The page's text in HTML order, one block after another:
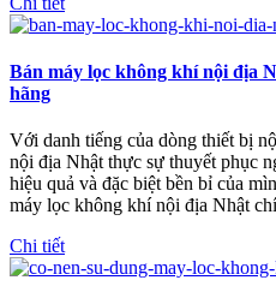
Bán máy lọc không khí nội địa
hãng
Với danh tiếng của dòng thiết bị
nội địa Nhật thực sự thuyết phục
hiệu quả và đặc biệt bền bỉ của
máy lọc không khí nội địa Nhật
Chi tiết